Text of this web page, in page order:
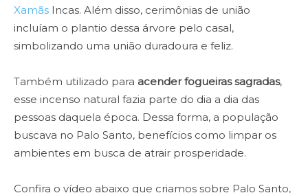
Xamãs Incas. Além disso, cerimônias de união
incluíam o plantio dessa árvore pelo casal,
simbolizando uma união duradoura e feliz.
Também utilizado para acender fogueiras sagradas,
esse incenso natural fazia parte do dia a dia das
pessoas daquela época. Dessa forma, a população
buscava no Palo Santo, benefícios como limpar os
ambientes em busca de atrair prosperidade.
Confira o vídeo abaixo que criamos sobre Palo Santo,